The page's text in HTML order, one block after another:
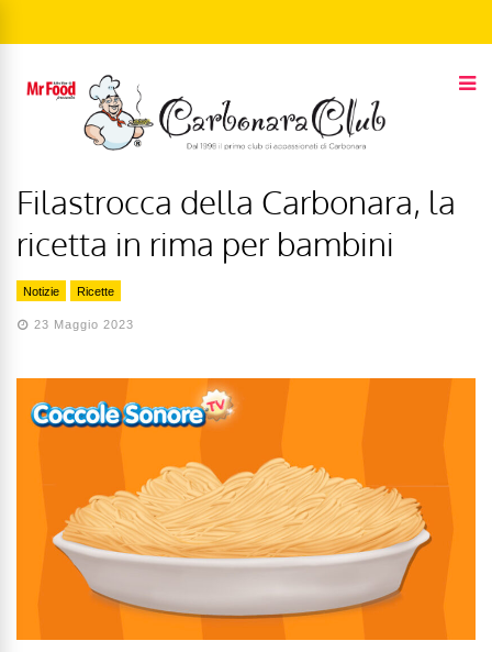
Filastrocca della Carbonara, la
ricetta in rima per bambini
Notizie Ricette
23 Maggio 2023